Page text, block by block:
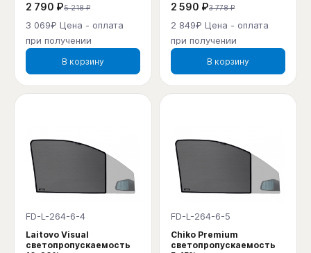
2 790 ₽5 218 ₽
3 069₽ Цена - оплата
при получении
В корзину
2 590 ₽3 778 ₽
2 849₽ Цена - оплата
при получении
В корзину
FD-L-264-6-4
Laitovo Visual
светопропускаемость
FD-L-264-6-5
Chiko Premium
светопропускаемость